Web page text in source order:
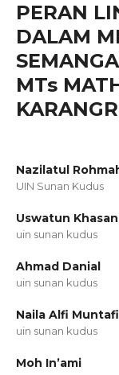
PERAN
DALAM
MTs
Nazilatul
UIN Sunan Kudus
Uswatun
uin sunan kudus
Ahmad Danial
uin sunan kudus
Naila Alfi
uin sunan kudus
Moh In’ami